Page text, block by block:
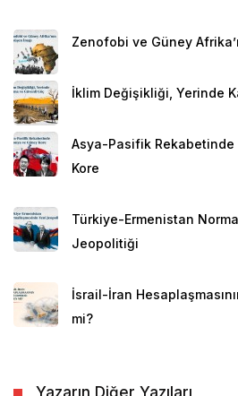
Zenofobi ve Güney
İklim Değişikliği, Yerinde
Asya-Pasifik
Kore
Türkiye-Ermenistan
Jeopolitiği
İsrail-İran
mi?
Yazarın Diğer Yazıları